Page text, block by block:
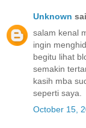
Unknown
salam kenal
ingin
begitu lihat
semakin
kasih mba
seperti saya.
October 15,